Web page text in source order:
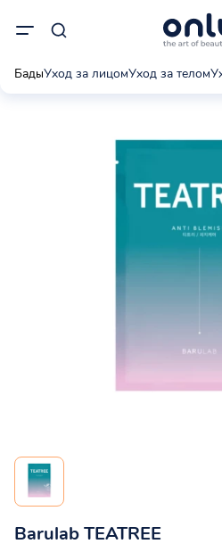
БадыУход за лицомУход за телом
Barulab TEATREE